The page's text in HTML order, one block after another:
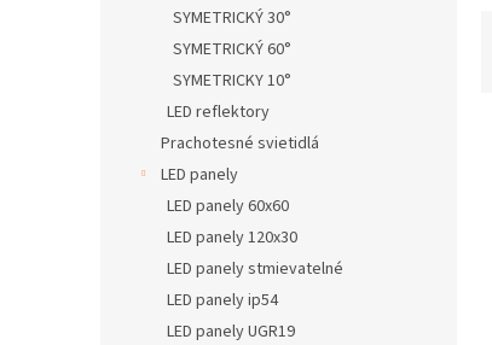
SYMETRICKÝ 30°
SYMETRICKÝ 60°
SYMETRICKY 10°
LED reflektory
Prachotesné svietidlá
LED panely
LED panely 60x60
LED panely 120x30
LED panely stmievatelné
LED panely ip54
LED panely UGR19